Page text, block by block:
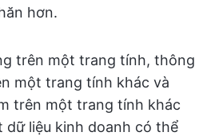
hơn.
trên một trang tính, thông
một trang tính khác và
trên một trang tính khác
dữ liệu kinh doanh có thể